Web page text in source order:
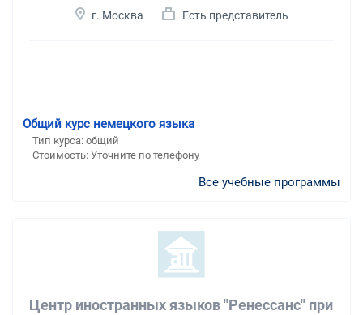
г. Москва Есть представитель
Общий курс немецкого языка
Тип курса: общий
Стоимость: Уточните по телефону
Все учебные программы
Центр иностранных языков "Ренессанс" при